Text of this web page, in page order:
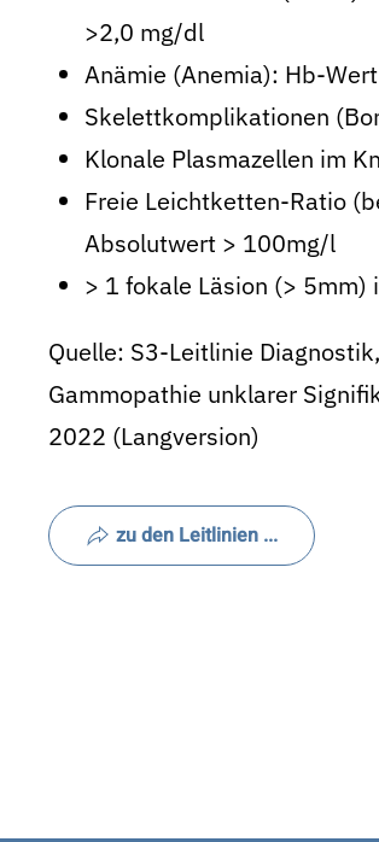
>2,0 mg/dl
Anämie (Anemia): Hb-
Skelettkomplikationen
Klonale Plasmazellen im
Freie Leichtketten-Ratio
Absolutwert > 100mg/l
> 1 fokale Läsion (> 5mm)
Quelle: S3-Leitlinie
Gammopathie unklarer
2022 (Langversion)
zu den Leitlinien ...